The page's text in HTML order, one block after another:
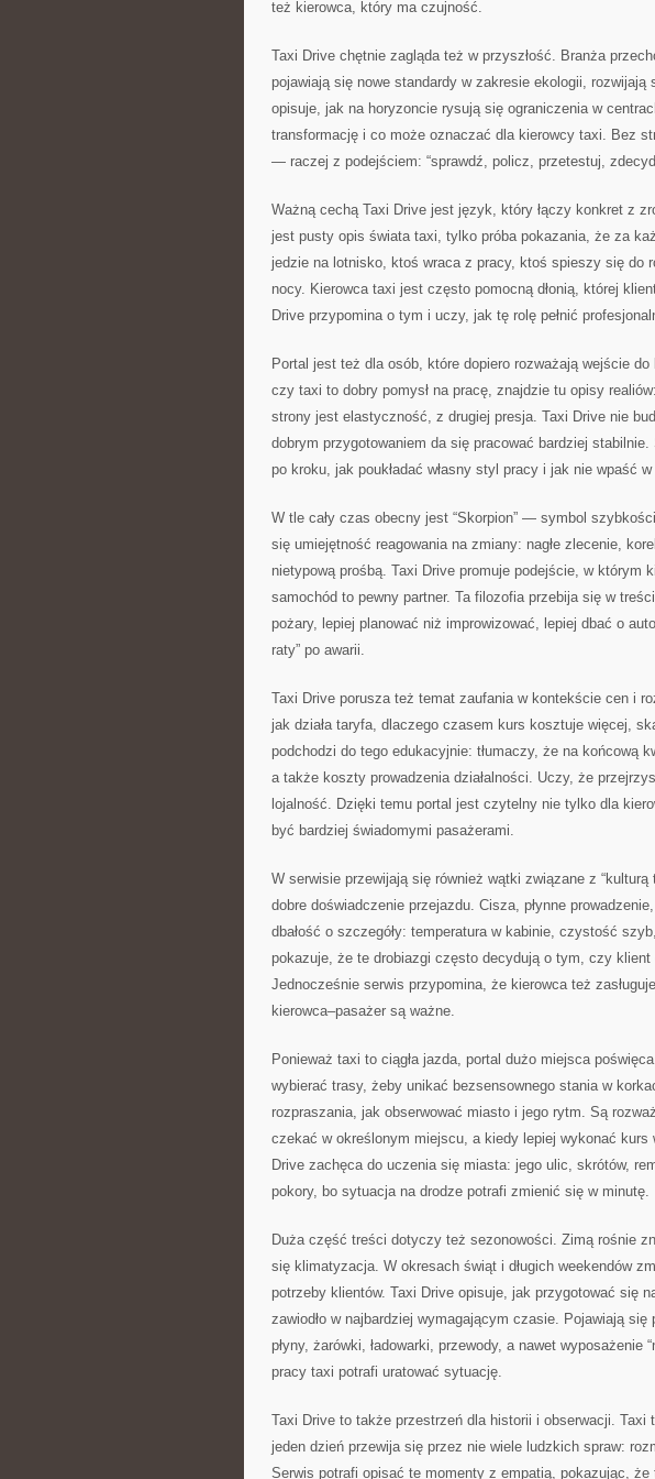
też kierowca, który ma czujność.
Taxi Drive chętnie zagląda też w przyszłość. Branża
pojawiają się nowe standardy w zakresie ekologii,
opisuje, jak na horyzoncie rysują się ograniczenia w
transformację i co może oznaczać dla kierowcy taxi. Bez
— raczej z podejściem: “sprawdź, policz, przetestuj,
Ważną cechą Taxi Drive jest język, który łączy konkret z
jest pusty opis świata taxi, tylko próba pokazania, że za
jedzie na lotnisko, ktoś wraca z pracy, ktoś spieszy się do
nocy. Kierowca taxi jest często pomocną dłonią, której
Drive przypomina o tym i uczy, jak tę rolę pełnić
Portal jest też dla osób, które dopiero rozważają wejście
czy taxi to dobry pomysł na pracę, znajdzie tu opisy
strony jest elastyczność, z drugiej presja. Taxi Drive nie
dobrym przygotowaniem da się pracować bardziej
po kroku, jak poukładać własny styl pracy i jak nie wpaść w
W tle cały czas obecny jest “Skorpion” — symbol
się umiejętność reagowania na zmiany: nagłe zlecenie,
nietypową prośbą. Taxi Drive promuje podejście, w którym
samochód to pewny partner. Ta filozofia przebija się w
pożary, lepiej planować niż improwizować, lepiej dbać o
raty” po awarii.
Taxi Drive porusza też temat zaufania w kontekście cen i
jak działa taryfa, dlaczego czasem kurs kosztuje więcej,
podchodzi do tego edukacyjnie: tłumaczy, że na końcową
a także koszty prowadzenia działalności. Uczy, że
lojalność. Dzięki temu portal jest czytelny nie tylko dla
być bardziej świadomymi pasażerami.
W serwisie przewijają się również wątki związane z
dobre doświadczenie przejazdu. Cisza, płynne
dbałość o szczegóły: temperatura w kabinie, czystość
pokazuje, że te drobiazgi często decydują o tym, czy klient
Jednocześnie serwis przypomina, że kierowca też
kierowca–pasażer są ważne.
Ponieważ taxi to ciągła jazda, portal dużo miejsca
wybierać trasy, żeby unikać bezsensownego stania w
rozpraszania, jak obserwować miasto i jego rytm. Są
czekać w określonym miejscu, a kiedy lepiej wykonać kurs
Drive zachęca do uczenia się miasta: jego ulic, skrótów,
pokory, bo sytuacja na drodze potrafi zmienić się w minutę.
Duża część treści dotyczy też sezonowości. Zimą rośnie
się klimatyzacja. W okresach świąt i długich weekendów
potrzeby klientów. Taxi Drive opisuje, jak przygotować się
zawiodło w najbardziej wymagającym czasie. Pojawiają
płyny, żarówki, ładowarki, przewody, a nawet wyposażenie
pracy taxi potrafi uratować sytuację.
Taxi Drive to także przestrzeń dla historii i obserwacji. Taxi
jeden dzień przewija się przez nie wiele ludzkich spraw:
Serwis potrafi opisać te momenty z empatią, pokazując,